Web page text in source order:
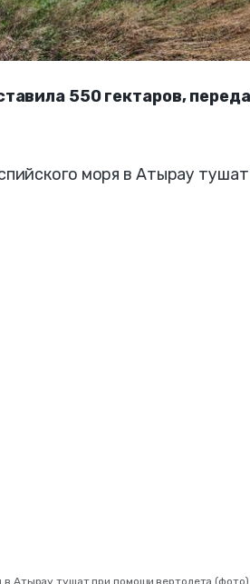
550 гектаров,
Атырау тушат при помощи вертолета (фото)